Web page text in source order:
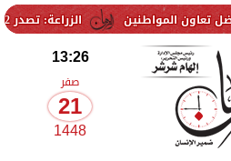
الزراعة: تصدر 712 ترخيص تشغيل جديد لمشروعات الثروة الحيوانية والداجنة.. وتسجيل 832 مخلوط أعلاف
13:26
صفر
21
1448